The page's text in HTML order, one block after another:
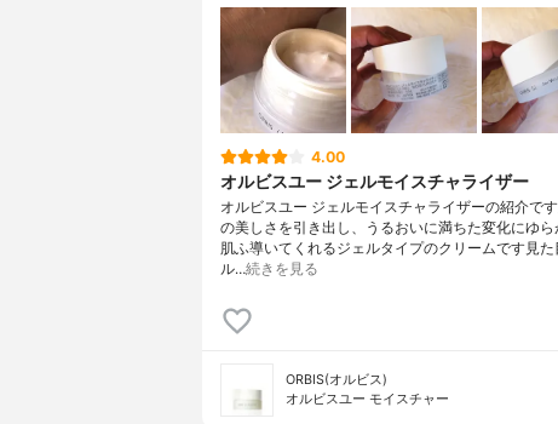
4.00
オルビスユー ジェルモイスチャライザー
オルビスユー ジェルモイスチャライザーの紹介で
の美しさを引き出し、うるおいに満ちた変化にゆら
肌ふ導いてくれるジェルタイプのクリームです見た
ル…続きを見る
ORBIS(オルビス)
オルビスユー モイスチャー